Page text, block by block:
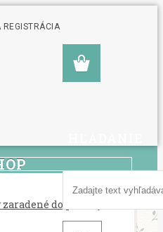
REGISTRÁCIA
do ponuky